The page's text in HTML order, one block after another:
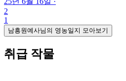
2
1
남흥원예사님의 영농일지 모아보기
취급 작물